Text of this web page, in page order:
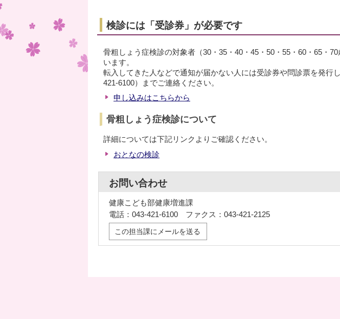
検診には「受診券」が必要です
骨粗しょう症検診の対象者（30・35・40・45・50・55・60・65・
います。
転入してきた人などで通知が届かない人には受診券や問診票を発行
421-6100）までご連絡ください。
申し込みはこちらから
骨粗しょう症検診について
詳細については下記リンクよりご確認ください。
おとなの検診
お問い合わせ
健康こども部健康増進課
電話：043-421-6100 ファクス：043-421-2125
この担当課にメールを送る